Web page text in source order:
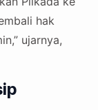
hak
ujarnya,